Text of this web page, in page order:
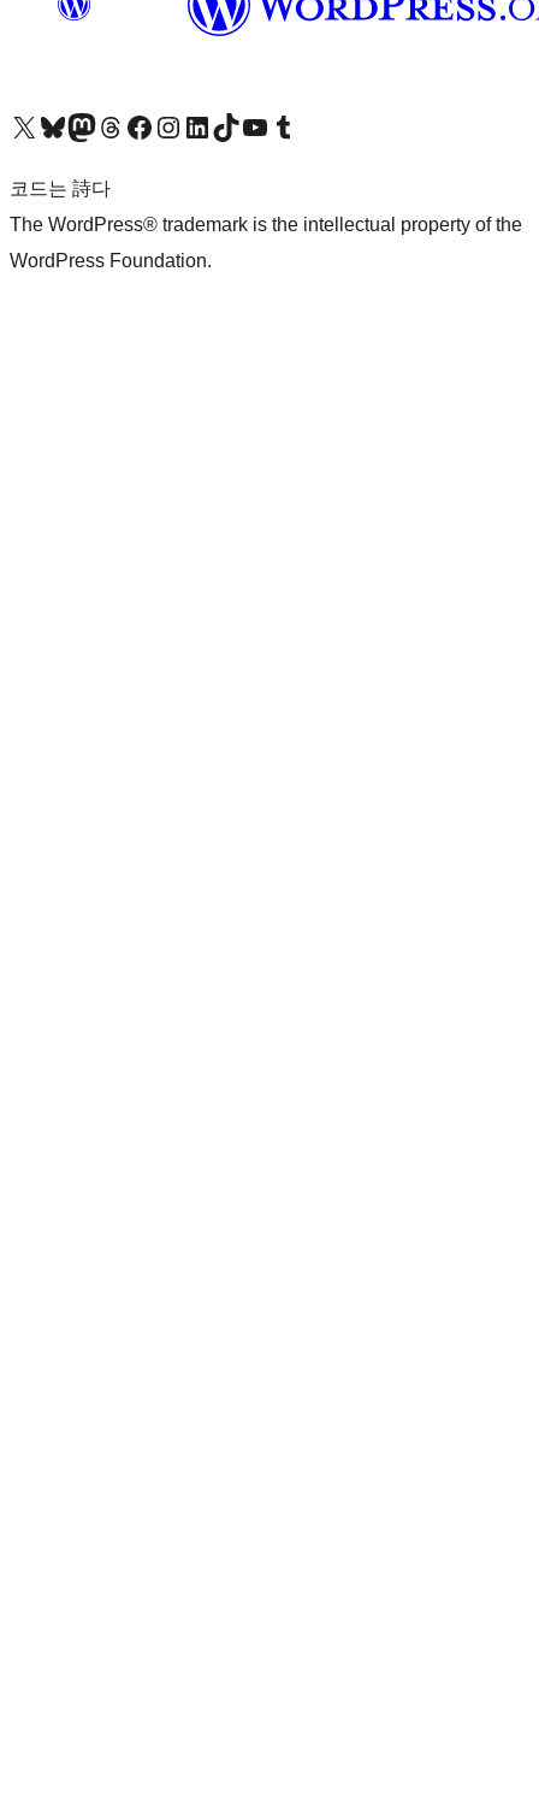
X(이전 트위터) 계정 방문하기블루스카이 계정 방문하기마스토돈 계정 방문하기스레드 계정 방문하기 페이스북 페이지 방문하기인스타그램 계정 방문하기 LinkedIn 계정 방문하기틱톡 계정 방문하기유튜브 채널 방문하기 텀블러 계정 방문하기
코드는 詩다
The WordPress® trademark is the intellectual property of the
WordPress Foundation.